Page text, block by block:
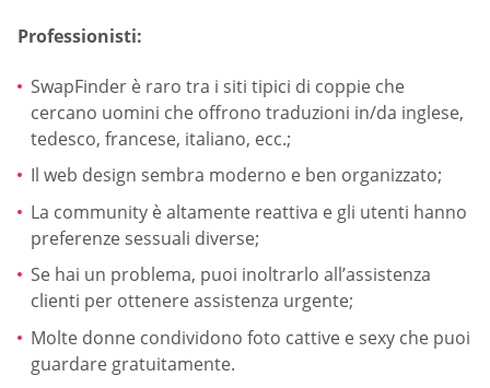
Professionisti:
SwapFinder è raro tra i siti tipici di coppie che
cercano uomini che offrono traduzioni in/da inglese,
tedesco, francese, italiano, ecc.;
Il web design sembra moderno e ben organizzato;
La community è altamente reattiva e gli utenti hanno
preferenze sessuali diverse;
Se hai un problema, puoi inoltrarlo all’assistenza
clienti per ottenere assistenza urgente;
Molte donne condividono foto cattive e sexy che puoi
guardare gratuitamente.